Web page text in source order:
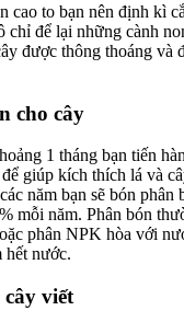
cao to bạn nên định kì
chỉ để lại những cành
được thông thoáng và
cho cây
1 tháng bạn tiến
giúp kích thích lá và
năm bạn sẽ bón phân
mỗi năm. Phân bón
phân NPK hòa với
hết nước.
cây viết